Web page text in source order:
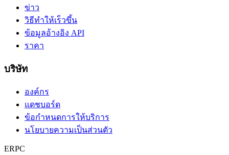
ข่าว
วิธีทำให้เร็วขึ้น
ข้อมูลอ้างอิง API
ราคา
บริษัท
องค์กร
แดชบอร์ด
ข้อกำหนดการให้บริการ
นโยบายความเป็นส่วนตัว
ERPC